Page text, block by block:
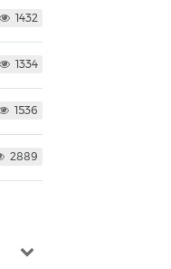
1432
1334
1536
2889